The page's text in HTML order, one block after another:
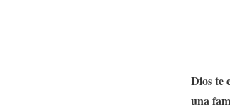
Dios te
una